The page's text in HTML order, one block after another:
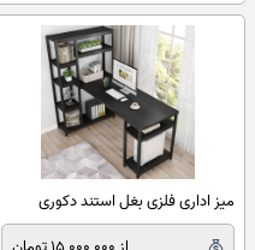
میز اداری فلزی بغل استند دکوری